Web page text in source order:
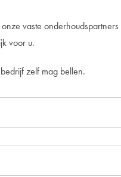
vaste
voor u.
zelf mag bellen.